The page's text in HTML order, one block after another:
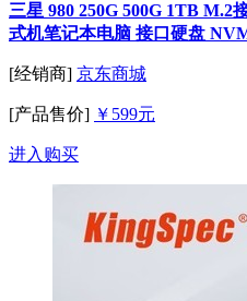
三星 980 250G 500G 1TB M.2
式机笔记本电脑 接口硬盘
[经销商] 京东商城
[产品售价] ￥599元
进入购买